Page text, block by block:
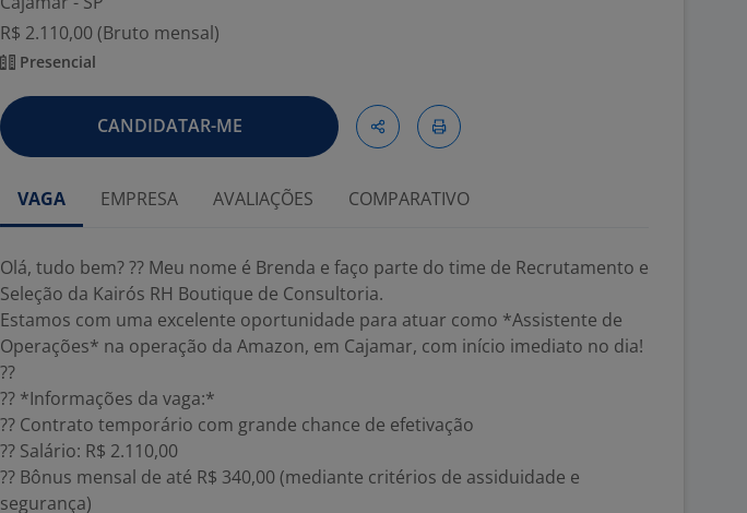
R$ 2.110,00 (Bruto mensal)
Presencial
CANDIDATAR-ME
VAGA EMPRESA AVALIAÇÕES COMPARATIVO
Olá, tudo bem? ?? Meu nome é Brenda e faço parte do time de Recrutamento e
Seleção da Kairós RH Boutique de Consultoria.
Estamos com uma excelente oportunidade para atuar como *Assistente de
Operações* na operação da Amazon, em Cajamar, com início imediato no dia!
??
?? *Informações da vaga:*
?? Contrato temporário com grande chance de efetivação
?? Salário: R$ 2.110,00
?? Bônus mensal de até R$ 340,00 (mediante critérios de assiduidade e
segurança)